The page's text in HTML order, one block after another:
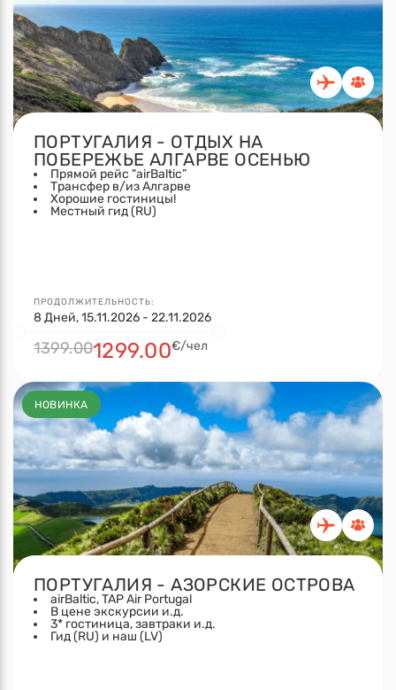
ПОРТУГАЛИЯ - ОТДЫХ НА
ПОБЕРЕЖЬЕ АЛГАРВЕ ОСЕНЬЮ
Прямой рейс "airBaltic”
Трансфер в/из Алгарве
Хорошие гостиницы!
Местный гид (RU)
ПРОДОЛЖИТЕЛЬНОСТЬ:
8 Дней, 15.11.2026 - 22.11.2026
1399.001299.00€/чел
НОВИНКА
ПОРТУГАЛИЯ - АЗОРСКИЕ ОСТРОВА
airBaltic, TAP Air Portugal
В цене экскурсии и.д.
3* гостиница, завтраки и.д.
Гид (RU) и наш (LV)